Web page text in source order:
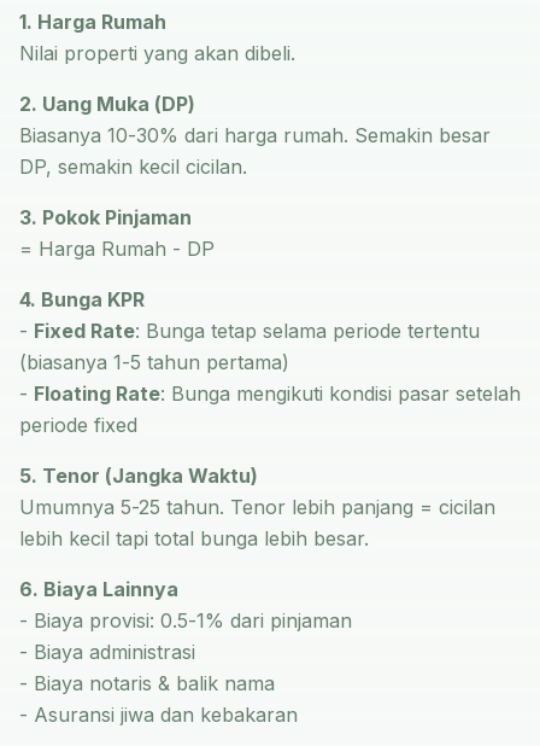
1. Harga Rumah
Nilai properti yang akan dibeli.
2. Uang Muka (DP)
Biasanya 10-30% dari harga rumah. Semakin besar
DP, semakin kecil cicilan.
3. Pokok Pinjaman
= Harga Rumah - DP
4. Bunga KPR
- Fixed Rate: Bunga tetap selama periode tertentu
(biasanya 1-5 tahun pertama)
- Floating Rate: Bunga mengikuti kondisi pasar setelah
periode fixed
5. Tenor (Jangka Waktu)
Umumnya 5-25 tahun. Tenor lebih panjang = cicilan
lebih kecil tapi total bunga lebih besar.
6. Biaya Lainnya
- Biaya provisi: 0.5-1% dari pinjaman
- Biaya administrasi
- Biaya notaris & balik nama
- Asuransi jiwa dan kebakaran